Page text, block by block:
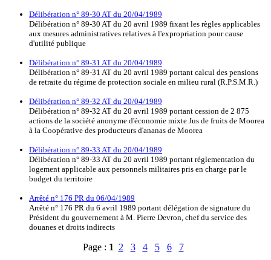
Délibération n° 89-30 AT du 20/04/1989
Délibération n° 89-30 AT du 20 avril 1989 fixant les règles applicables
aux mesures administratives relatives à l'expropriation pour cause
d'utilité publique
Délibération n° 89-31 AT du 20/04/1989
Délibération n° 89-31 AT du 20 avril 1989 portant calcul des pensions
de retraite du régime de protection sociale en milieu rural (R.P.S.M.R.)
Délibération n° 89-32 AT du 20/04/1989
Délibération n° 89-32 AT du 20 avril 1989 portant cession de 2 875
actions de la société anonyme d'économie mixte Jus de fruits de Moorea
à la Coopérative des producteurs d'ananas de Moorea
Délibération n° 89-33 AT du 20/04/1989
Délibération n° 89-33 AT du 20 avril 1989 portant réglementation du
logement applicable aux personnels militaires pris en charge par le
budget du territoire
Arrêté n° 176 PR du 06/04/1989
Arrêté n° 176 PR du 6 avril 1989 portant délégation de signature du
Président du gouvernement à M. Pierre Devron, chef du service des
douanes et droits indirects
Page : 1 2 3 4 5 6 7